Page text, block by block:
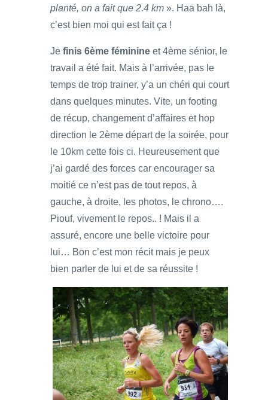
planté, on a fait que 2.4 km ». Haa bah là,
c’est bien moi qui est fait ça !
Je finis 6ème féminine et 4ème sénior, le
travail a été fait. Mais à l’arrivée, pas le
temps de trop trainer, y’a un chéri qui court
dans quelques minutes. Vite, un footing
de récup, changement d’affaires et hop
direction le 2ème départ de la soirée, pour
le 10km cette fois ci. Heureusement que
j’ai gardé des forces car encourager sa
moitié ce n’est pas de tout repos, à
gauche, à droite, les photos, le chrono….
Piouf, vivement le repos.. ! Mais il a
assuré, encore une belle victoire pour
lui… Bon c’est mon récit mais je peux
bien parler de lui et de sa réussite !